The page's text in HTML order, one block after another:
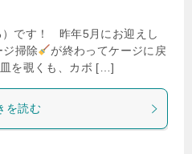
です！ 昨年5月にお迎えし
ジ掃除
が終わってケージに戻
皿を覗くも、カボ […]
を読む